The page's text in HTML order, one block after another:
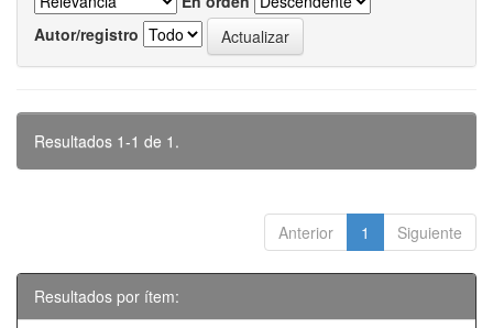
Autor/registro
Resultados 1-1 de 1.
Anterior 1 Siguiente
Resultados por ítem: